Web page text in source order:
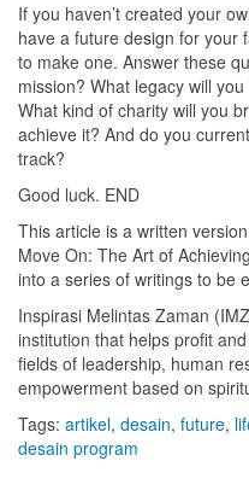
If you haven’t created your
have a future design for your
to make one. Answer these
mission? What legacy will
What kind of charity will you
achieve it? And do you
track?
Good luck. END
This article is a written
Move On: The Art of
into a series of writings to be
Inspirasi Melintas Zaman
institution that helps profit
fields of leadership, human
empowerment based on
Tags: artikel, desain, future,
desain program